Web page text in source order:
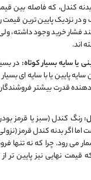
بدنه کندل، که فاصله بین
در نزدیک پایین‌ ترین قیمت
خرید وجود داشته، ولی
اند.
یا سایه بسیار کوتاه: در
سایه پایین یا با سایه‌ ای
قدرت بیشتر فروشندگان
رنگ کندل (سبز یا قرمز
اما اگر بدنه کندل قرمز
می‌ رود. چرا که نه تنها
قیمت نهایی نیز پایین‌